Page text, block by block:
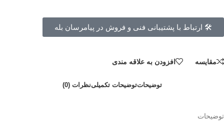
🛠 ارتباط با پشتیبانی فنی و فروش در پیامرسان بله
مقايسه افزودن به علاقه مندی
توضیحاتتوضیحات تکمیلینظرات (0)
توضیحات